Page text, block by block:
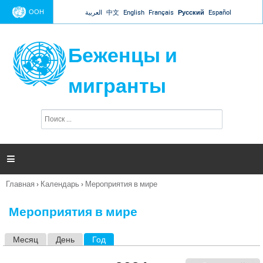
Jump to navigation
ООН العربية 中文 English Français Русский Español
Беженцы и
мигранты
п
и

Вы
Главная › Календарь › Мероприятия в мире
Мероприятия в мире
Месяц День Год